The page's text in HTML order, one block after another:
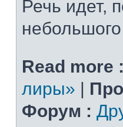
Речь идет,
Read more :
лиры» |
Форум :